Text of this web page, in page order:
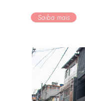
Saiba mais